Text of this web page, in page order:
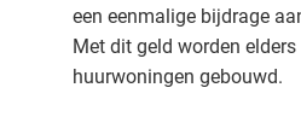
een eenmalige bijdrage
Met dit geld worden
huurwoningen gebouwd.